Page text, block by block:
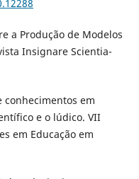
a Produção de Modelos
Insignare Scientia-
conhecimentos em
e o lúdico. VII
em Educação em